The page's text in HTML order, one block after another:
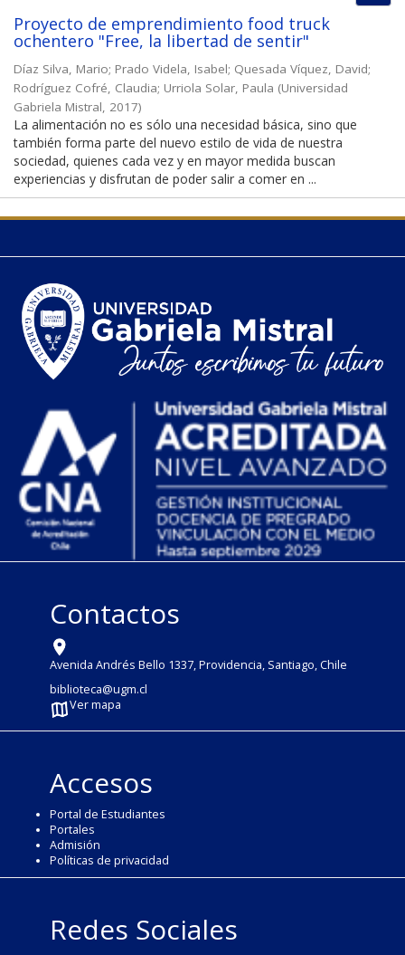
Proyecto de emprendimiento food truck
ochentero "Free, la libertad de sentir"
Díaz Silva, Mario; Prado Videla, Isabel; Quesada Víquez, David;
Rodríguez Cofré, Claudia; Urriola Solar, Paula (Universidad
Gabriela Mistral, 2017)
La alimentación no es sólo una necesidad básica, sino que
también forma parte del nuevo estilo de vida de nuestra
sociedad, quienes cada vez y en mayor medida buscan
experiencias y disfrutan de poder salir a comer en ...
Contactos
Avenida Andrés Bello 1337, Providencia, Santiago, Chile
biblioteca@ugm.cl
Ver mapa
Accesos
Portal de Estudiantes
Portales
Admisión
Políticas de privacidad
Redes Sociales